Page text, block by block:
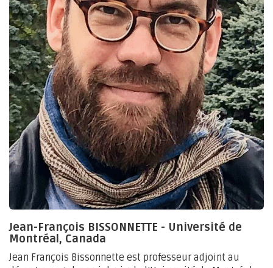
Jean-François BISSONNETTE - Université de
Montréal, Canada
Jean François Bissonnette est professeur adjoint au